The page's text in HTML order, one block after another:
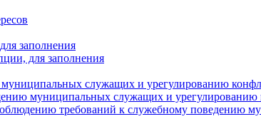
заполнения
для заполнения
служащих и урегулированию
муниципальных служащих и урегулированию
требований к служебному поведению